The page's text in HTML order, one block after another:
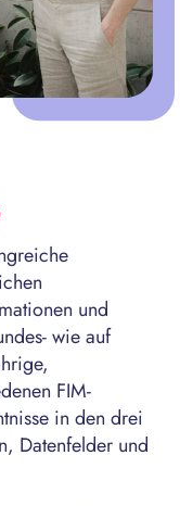
und
wie auf
FIM-
in den drei
Datenfelder und